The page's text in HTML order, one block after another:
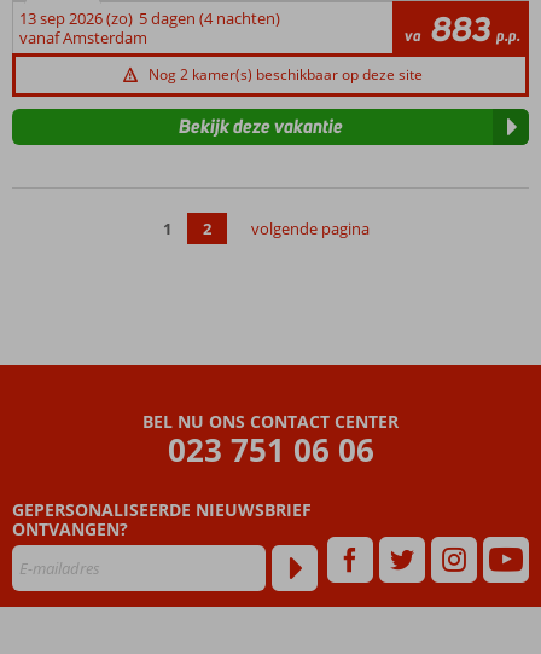
13 sep 2026 (zo) 5 dagen (4 nachten)
vanaf Amsterdam
va 883 p.p.
Nog 2 kamer(s) beschikbaar op deze site
Bekijk deze vakantie
1 2 volgende pagina
BEL NU ONS CONTACT CENTER
023 751 06 06
GEPERSONALISEERDE NIEUWSBRIEF
ONTVANGEN?